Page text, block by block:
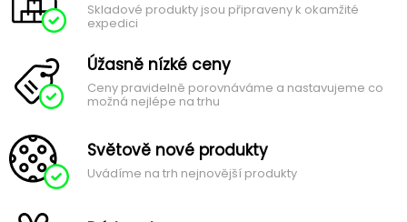
Skladové produkty jsou připraveny k okamžité
expedici
Úžasně nízké ceny
Ceny pravidelně porovnáváme a nastavujeme co
možná nejlépe na trhu
Světově nové produkty
Uvádíme na trh nejnovější produkty